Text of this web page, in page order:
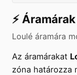
⚡️ Áramárak
Loulé áramára
Az áramárakat
zóna határozza